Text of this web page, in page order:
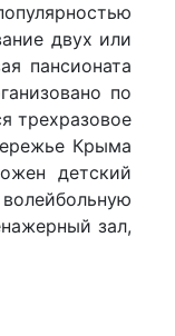
двух или
пансионата
по
трехразовое
Крыма
детский
зал,